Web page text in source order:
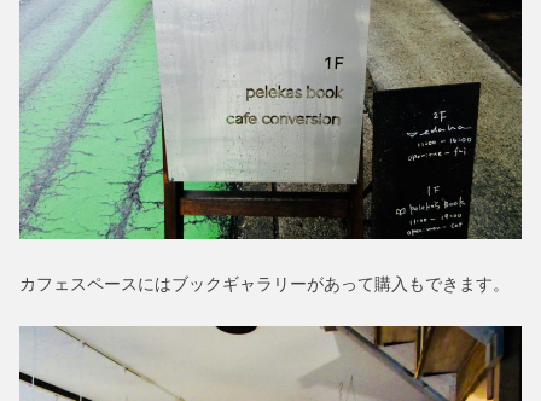
カフェスペースにはブックギャラリーがあって購入もできます。